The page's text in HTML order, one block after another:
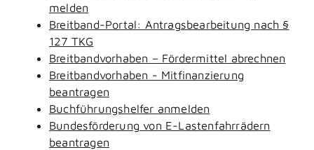
melden
Breitband-Portal: Antragsbearbeitung nach §
127 TKG
Breitbandvorhaben – Fördermittel abrechnen
Breitbandvorhaben - Mitfinanzierung
beantragen
Buchführungshelfer anmelden
Bundesförderung von E-Lastenfahrrädern
beantragen